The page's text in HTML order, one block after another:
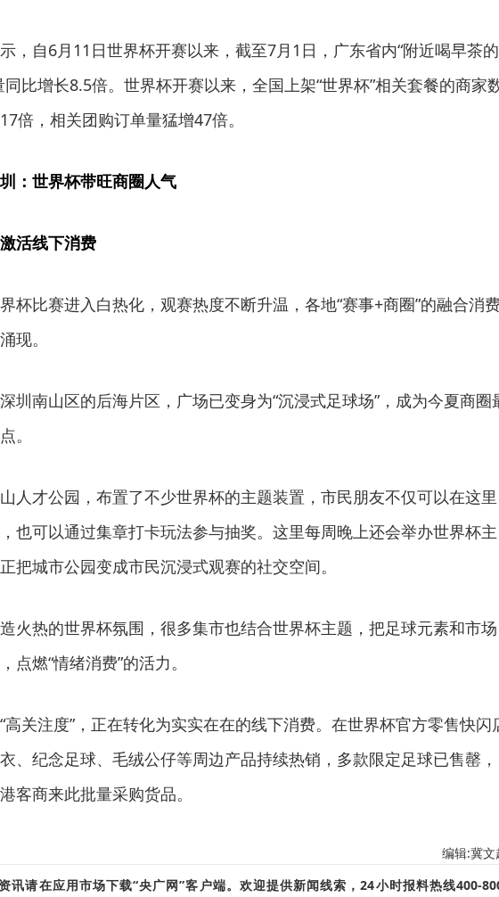
，自6月11日世界杯开赛以来，截至7月1日，广东省内“附近喝早茶的
同比增长8.5倍。世界杯开赛以来，全国上架“世界杯”相关套餐的商家
倍，相关团购订单量猛增47倍。
：世界杯带旺商圈人气
活线下消费
杯比赛进入白热化，观赛热度不断升温，各地“赛事+商圈”的融合消费
现。
圳南山区的后海片区，广场已变身为“沉浸式足球场”，成为今夏商圈
。
人才公园，布置了不少世界杯的主题装置，市民朋友不仅可以在这里
也可以通过集章打卡玩法参与抽奖。这里每周晚上还会举办世界杯主
把城市公园变成市民沉浸式观赛的社交空间。
火热的世界杯氛围，很多集市也结合世界杯主题，把足球元素和市场
点燃“情绪消费”的活力。
高关注度”，正在转化为实实在在的线下消费。在世界杯官方零售快闪
、纪念足球、毛绒公仔等周边产品持续热销，多款限定足球已售罄，
客商来此批量采购货品。
编辑:冀文
讯请在应用市场下载“央广网”客户端。欢迎提供新闻线索，24小时报料热线400-